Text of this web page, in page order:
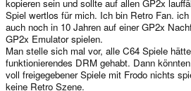
kopieren sein und sollte auf allen GP2x
Spiel wertlos für mich. Ich bin Retro Fan.
auch noch in 10 Jahren auf einer GP2x
GP2x Emulator spielen.
Man stelle sich mal vor, alle C64 Spiele
funktionierendes DRM gehabt. Dann
voll freigegebener Spiele mit Frodo nichts
keine Retro Szene.